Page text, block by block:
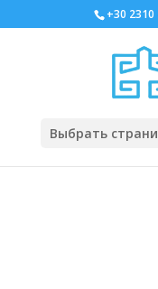
+30 2310
Выбрать